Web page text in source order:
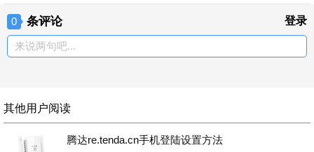
0 条评论 登录
来说两句吧...
其他用户阅读
腾达re.tenda.cn手机登陆设置方法